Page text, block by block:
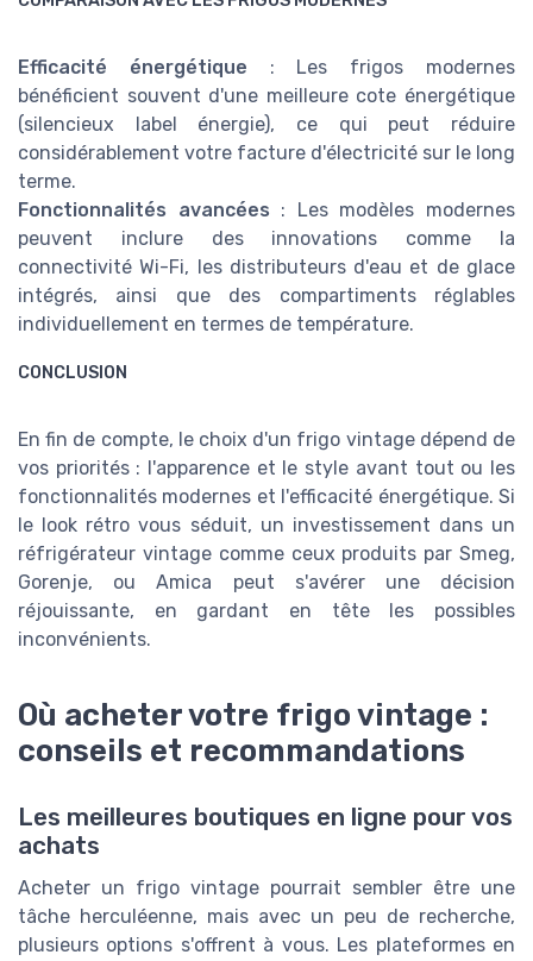
Efficacité énergétique : Les frigos modernes
bénéficient souvent d'une meilleure cote énergétique
(silencieux label énergie), ce qui peut réduire
considérablement votre facture d'électricité sur le long
terme.
Fonctionnalités avancées : Les modèles modernes
peuvent inclure des innovations comme la
connectivité Wi-Fi, les distributeurs d'eau et de glace
intégrés, ainsi que des compartiments réglables
individuellement en termes de température.
CONCLUSION
En fin de compte, le choix d'un frigo vintage dépend de
vos priorités : l'apparence et le style avant tout ou les
fonctionnalités modernes et l'efficacité énergétique. Si
le look rétro vous séduit, un investissement dans un
réfrigérateur vintage comme ceux produits par Smeg,
Gorenje, ou Amica peut s'avérer une décision
réjouissante, en gardant en tête les possibles
inconvénients.
Où acheter votre frigo vintage :
conseils et recommandations
Les meilleures boutiques en ligne pour vos
achats
Acheter un frigo vintage pourrait sembler être une
tâche herculéenne, mais avec un peu de recherche,
plusieurs options s'offrent à vous. Les plateformes en